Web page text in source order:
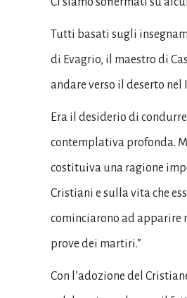
Tutti basati sugli
di Evagrio, il maestro di
andare verso il deserto
Era il desiderio di
contemplativa profonda.
costituiva una ragione
Cristiani e sulla vita che
cominciarono ad apparire
prove dei martiri.”
Con l’adozione del